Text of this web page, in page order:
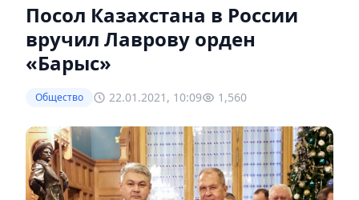
Посол Казахстана в России
вручил Лаврову орден
«Барыс»
Общество 22.01.2021, 10:09 1,560